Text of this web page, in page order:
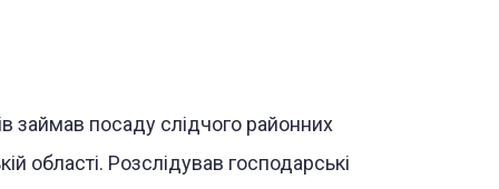
займав посаду слідчого районних
області. Розслідував господарські